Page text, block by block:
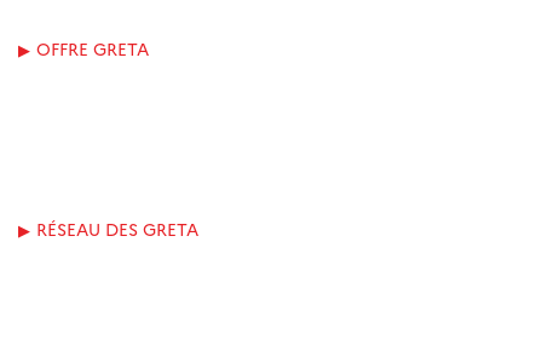
OFFRE GRETA
RÉSEAU DES GRETA